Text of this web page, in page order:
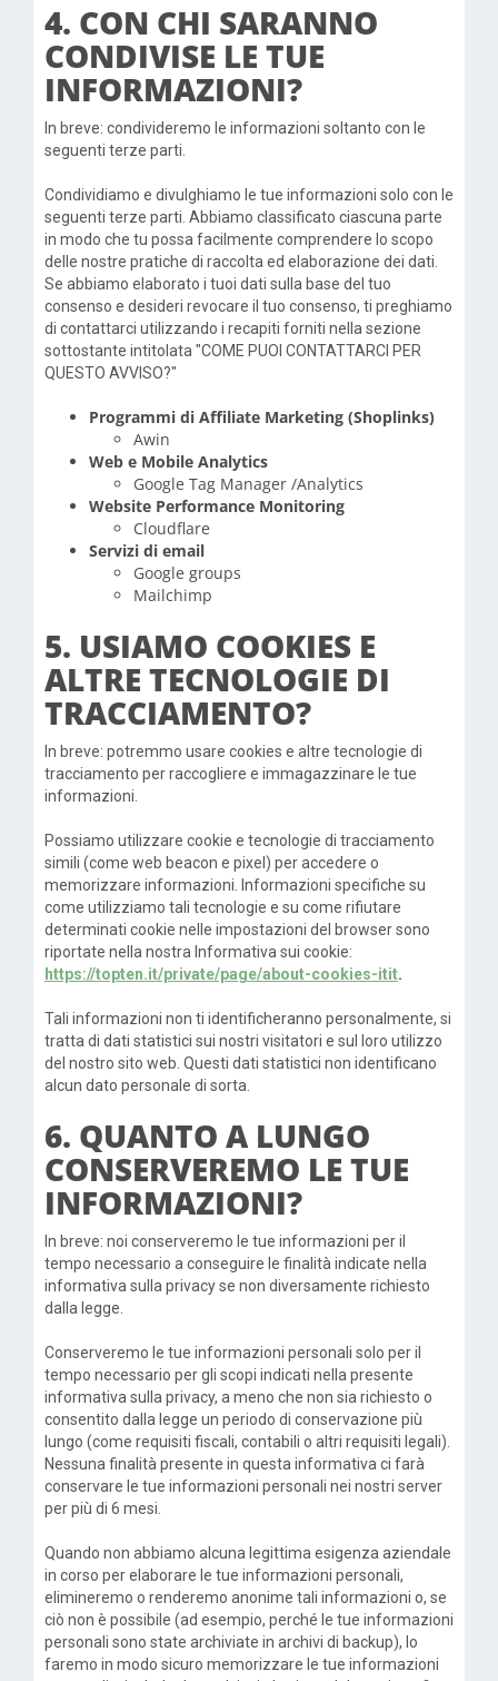
4. CON CHI SARANNO
CONDIVISE LE TUE
INFORMAZIONI?
In breve: condivideremo le informazioni soltanto con le
seguenti terze parti.
Condividiamo e divulghiamo le tue informazioni solo con le
seguenti terze parti. Abbiamo classificato ciascuna parte
in modo che tu possa facilmente comprendere lo scopo
delle nostre pratiche di raccolta ed elaborazione dei dati.
Se abbiamo elaborato i tuoi dati sulla base del tuo
consenso e desideri revocare il tuo consenso, ti preghiamo
di contattarci utilizzando i recapiti forniti nella sezione
sottostante intitolata "COME PUOI CONTATTARCI PER
QUESTO AVVISO?"
Programmi di Affiliate Marketing (Shoplinks)
Awin
Web e Mobile Analytics
Google Tag Manager /Analytics
Website Performance Monitoring
Cloudflare
Servizi di email
Google groups
Mailchimp
5. USIAMO COOKIES E
ALTRE TECNOLOGIE DI
TRACCIAMENTO?
In breve: potremmo usare cookies e altre tecnologie di
tracciamento per raccogliere e immagazzinare le tue
informazioni.
Possiamo utilizzare cookie e tecnologie di tracciamento
simili (come web beacon e pixel) per accedere o
memorizzare informazioni. Informazioni specifiche su
come utilizziamo tali tecnologie e su come rifiutare
determinati cookie nelle impostazioni del browser sono
riportate nella nostra Informativa sui cookie:
https://topten.it/private/page/about-cookies-itit.
Tali informazioni non ti identificheranno personalmente, si
tratta di dati statistici sui nostri visitatori e sul loro utilizzo
del nostro sito web. Questi dati statistici non identificano
alcun dato personale di sorta.
6. QUANTO A LUNGO
CONSERVEREMO LE TUE
INFORMAZIONI?
In breve: noi conserveremo le tue informazioni per il
tempo necessario a conseguire le finalità indicate nella
informativa sulla privacy se non diversamente richiesto
dalla legge.
Conserveremo le tue informazioni personali solo per il
tempo necessario per gli scopi indicati nella presente
informativa sulla privacy, a meno che non sia richiesto o
consentito dalla legge un periodo di conservazione più
lungo (come requisiti fiscali, contabili o altri requisiti legali).
Nessuna finalità presente in questa informativa ci farà
conservare le tue informazioni personali nei nostri server
per più di 6 mesi.
Quando non abbiamo alcuna legittima esigenza aziendale
in corso per elaborare le tue informazioni personali,
elimineremo o renderemo anonime tali informazioni o, se
ciò non è possibile (ad esempio, perché le tue informazioni
personali sono state archiviate in archivi di backup), lo
faremo in modo sicuro memorizzare le tue informazioni